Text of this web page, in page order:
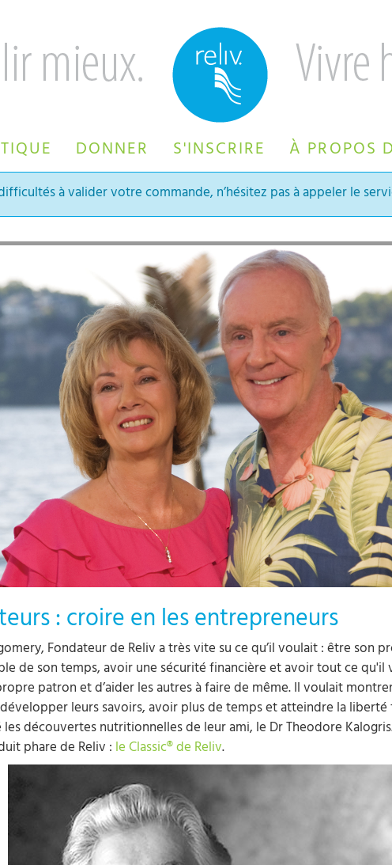
DONNER S'INSCRIRE À PROPOS
à valider votre commande, n’hésitez pas à appeler le
: croire en les entrepreneurs
Fondateur de Reliv a très vite su ce qu’il voulait : être son
de son temps, avoir une sécurité financière et avoir tout ce
patron et d’aider les autres à faire de même. Il voulait
leurs savoirs, avoir plus de temps et atteindre la liberté
découvertes nutritionnelles de leur ami, le Dr Theodore
phare de Reliv :le Classic® de Reliv.